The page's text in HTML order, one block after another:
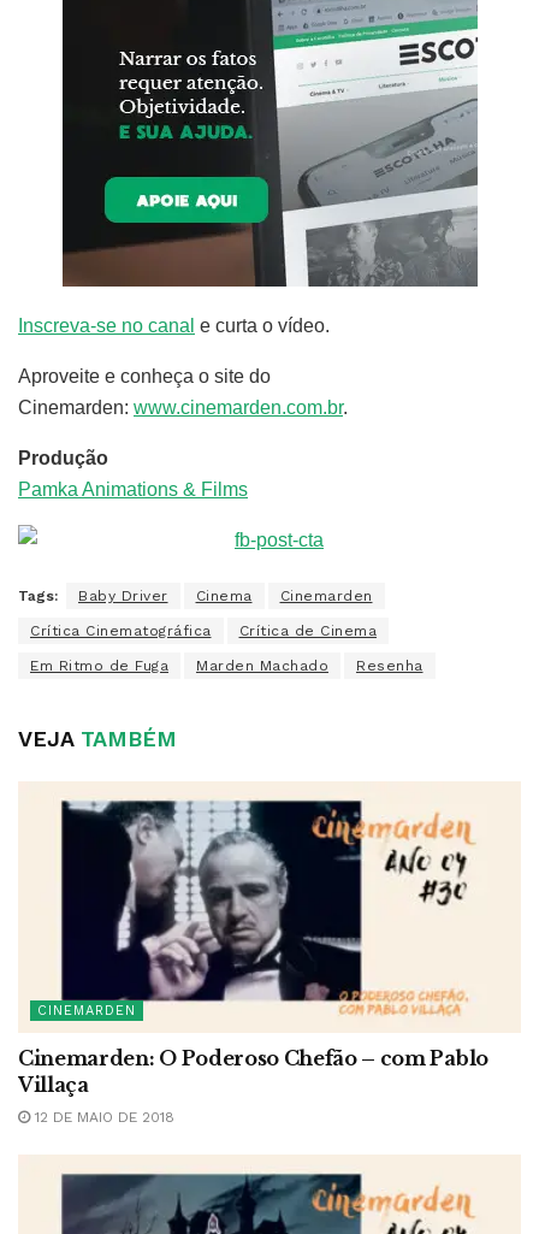
Inscreva-se no canal e curta o vídeo.
Aproveite e conheça o site do
Cinemarden: www.cinemarden.com.br.
Produção
Pamka Animations & Films
Tags: Baby Driver Cinema Cinemarden
Crítica Cinematográfica Crítica de Cinema
Em Ritmo de Fuga Marden Machado Resenha
VEJATAMBÉM
CINEMARDEN
Cinemarden: O Poderoso Chefão – com Pablo
Villaça
12 DE MAIO DE 2018